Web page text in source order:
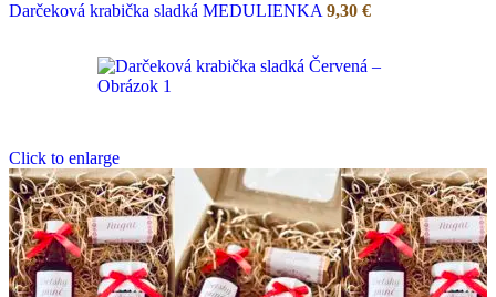
Darčeková krabička sladká MEDULIENKA 9,30 €
Click to enlarge